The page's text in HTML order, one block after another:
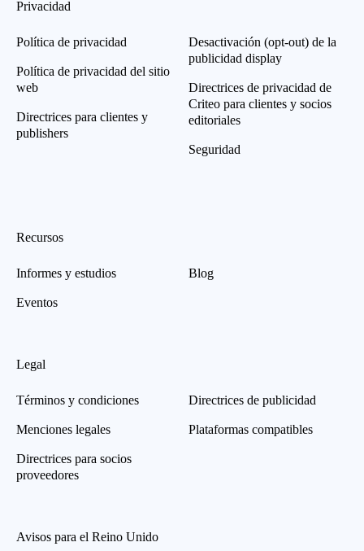
Privacidad
Política de privacidad
Política de privacidad del sitio
web
Directrices para clientes y
publishers
Desactivación (opt-out) de la
publicidad display
Directrices de privacidad de
Criteo para clientes y socios
editoriales
Seguridad
Recursos
Informes y estudios
Eventos
Blog
Legal
Términos y condiciones
Menciones legales
Directrices para socios
proveedores
Directrices de publicidad
Plataformas compatibles
Avisos para el Reino Unido